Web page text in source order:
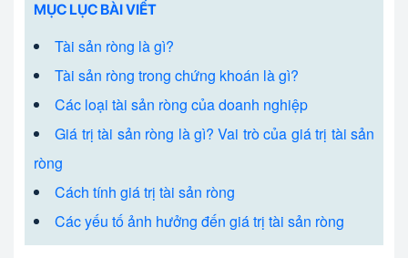
MỤC LỤC BÀI VIẾT
Tài sản ròng là gì?
Tài sản ròng trong chứng khoán là gì?
Các loại tài sản ròng của doanh nghiệp
Giá trị tài sản ròng là gì? Vai trò của giá trị tài sản
ròng
Cách tính giá trị tài sản ròng
Các yếu tố ảnh hưởng đến giá trị tài sản ròng